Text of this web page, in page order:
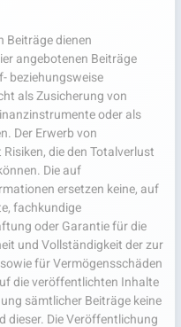
Beiträge dienen
angebotenen Beiträge
beziehungsweise
als Zusicherung von
oder als
Der Erwerb von
die den Totalverlust
Die auf
ersetzen keine, auf
fachkundige
oder Garantie für die
und Vollständigkeit der zur
für Vermögensschäden
die veröffentlichten Inhalte
sämtlicher Beiträge keine
dieser. Die Veröffentlichung